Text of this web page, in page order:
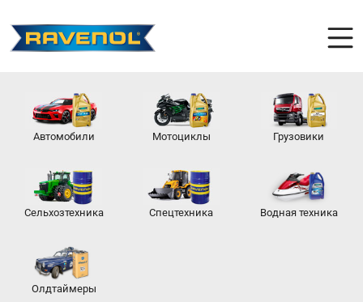
Автомобили Мотоциклы Грузовики
Сельхозтехника Спецтехника Водная техника
Олдтаймеры